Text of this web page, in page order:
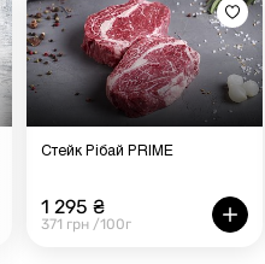
Стейк Рібай PRIME
1 295 ₴
371 грн /100г